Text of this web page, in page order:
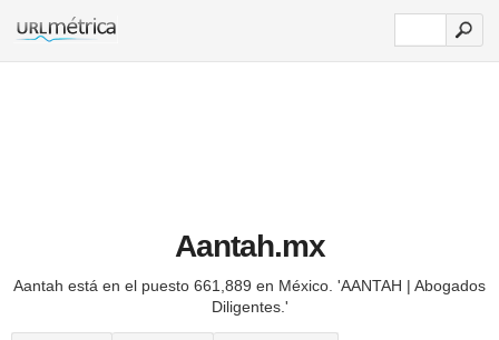
Aantah.mx
Aantah está en el puesto 661,889 en México. 'AANTAH | Abogados
Diligentes.'